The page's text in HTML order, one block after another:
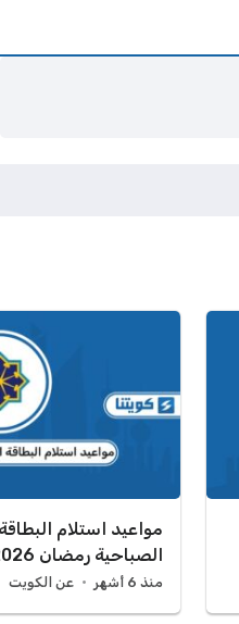
مواعيد استلام
الصباحية رمضان 2026
منذ 6 أشهر عن الكويت